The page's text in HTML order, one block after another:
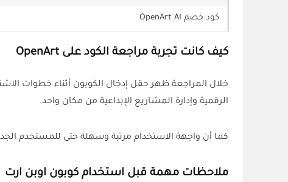
كود خصم OpenArt AI
كيف كانت تجربة مراجعة الكود على OpenArt
خلال المراجعة ظهر حقل إدخال الكوبون أثناء خطوات
الرقمية وإدارة المشاريع الإبداعية من مكان واحد.
كما أن واجهة الاستخدام مرتبة وسهلة حتى للمستخدم
ملاحظات مهمة قبل استخدام كوبون اوبن ارت